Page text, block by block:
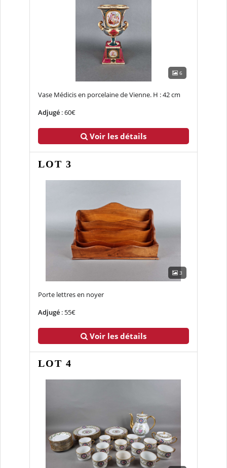
6
Vase Médicis en porcelaine de Vienne. H : 42 cm
Adjugé: 60€
Voir les détails
LOT 3
3
Porte lettres en noyer
Adjugé: 55€
Voir les détails
LOT 4